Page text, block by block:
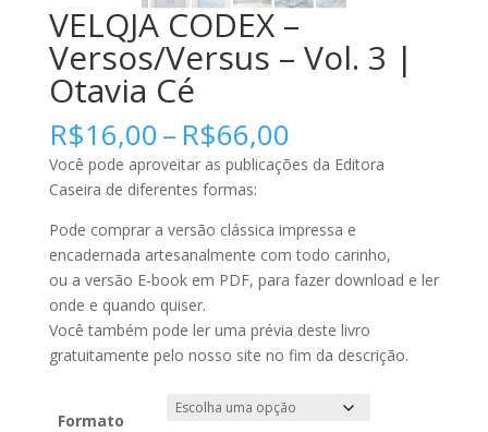
VELQJA CODEX –
Versos/Versus – Vol. 3 |
Otavia Cé
R$16,00– R$66,00Faixa
de
preço:
através
R$66,00
Você pode aproveitar as publicações da Editora
Caseira de diferentes formas:
Pode comprar a versão clássica impressa e
encadernada artesanalmente com todo carinho,
ou a versão E-book em PDF, para fazer download e ler
onde e quando quiser.
Você também pode ler uma prévia deste livro
gratuitamente pelo nosso site no fim da descrição.
Formato